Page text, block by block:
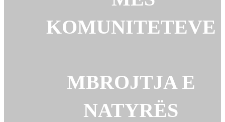
KOMUNITETEVE
MBROJTJA E
NATYRËS